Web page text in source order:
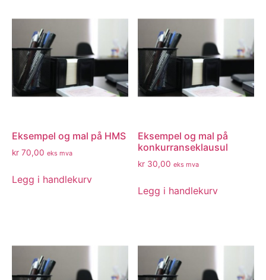
Eksempel og mal på HMS
kr 70,00 eks mva
Legg i handlekurv
Eksempel og mal på
konkurranseklausul
kr 30,00 eks mva
Legg i handlekurv